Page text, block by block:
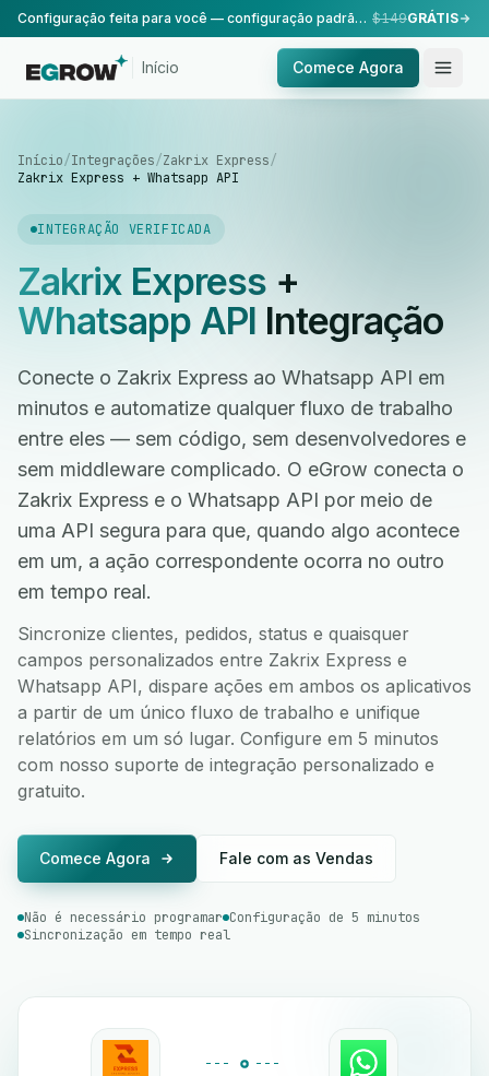
Configuração feita para você — configuração padrão, realizada pela nossa equipe. $149GRÁTIS
Início Comece Agora
Início/Integrações/Zakrix Express/
Zakrix Express + Whatsapp API
INTEGRAÇÃO VERIFICADA
Zakrix Express+
Whatsapp API Integração
Conecte o Zakrix Express ao Whatsapp API em
minutos e automatize qualquer fluxo de trabalho
entre eles — sem código, sem desenvolvedores e
sem middleware complicado. O eGrow conecta o
Zakrix Express e o Whatsapp API por meio de
uma API segura para que, quando algo acontece
em um, a ação correspondente ocorra no outro
em tempo real.
Sincronize clientes, pedidos, status e quaisquer
campos personalizados entre Zakrix Express e
Whatsapp API, dispare ações em ambos os aplicativos
a partir de um único fluxo de trabalho e unifique
relatórios em um só lugar. Configure em 5 minutos
com nosso suporte de integração personalizado e
gratuito.
Comece Agora Fale com as Vendas
Não é necessário programar Configuração de 5 minutos
Sincronização em tempo real